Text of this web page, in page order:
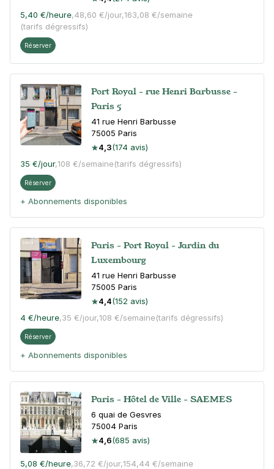
5,40 €/heure,48,60 €/jour,163,08 €/semaine
(tarifs dégressifs)
Réserver
Port Royal - rue Henri Barbusse -
Paris 5
41 rue Henri Barbusse
75005 Paris
4,3(174 avis)
35 €/jour,108 €/semaine(tarifs dégressifs)
Réserver
+ Abonnements disponibles
Paris - Port Royal - Jardin du
Luxembourg
41 rue Henri Barbusse
75005 Paris
4,4(152 avis)
4 €/heure,35 €/jour,108 €/semaine(tarifs dégressifs)
Réserver
+ Abonnements disponibles
Paris - Hôtel de Ville - SAEMES
6 quai de Gesvres
75004 Paris
4,6(685 avis)
5,08 €/heure,36,72 €/jour,154,44 €/semaine